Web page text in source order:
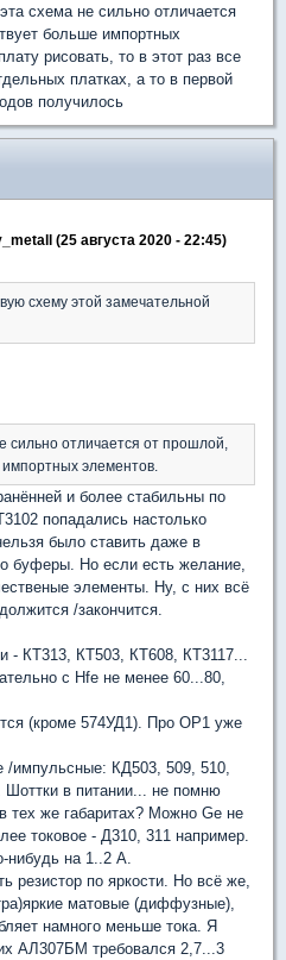
схема не сильно отличается
больше импортных
рисовать, то в этот раз все
платках, а то в первой
получилось
(25 августа 2020 - 22:45)
схему этой замечательной
сильно отличается от прошлой,
элементов.
и более стабильны по
попадались настолько
было ставить даже в
буферы. Но если есть желание,
элементы. Ну, с них всё
/закончится.
- КТ313, КТ503, КТ608, КТ3117...
с Hfe не менее 60...80,
(кроме 574УД1). Про OP1 уже
импульсные: КД503, 509, 510,
в питании... не помню
тех же габаритах? Можно Ge не
токовое - Д310, 311 например.
нибудь на 1..2 А.
резистор по яркости. Но всё же,
матовые (диффузные),
намного меньше тока. Я
АЛ307БМ требовался 2,7...3